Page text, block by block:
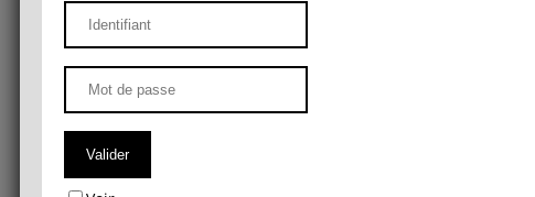
ENSEIGNEMENT